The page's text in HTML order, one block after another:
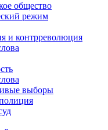
общество
режим
и контрреволюция
выборы